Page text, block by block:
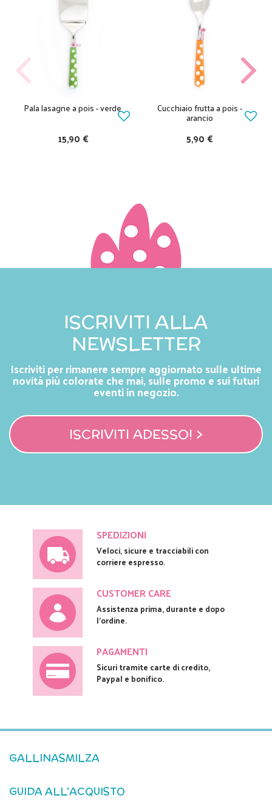
Pala lasagne a pois - verde
15,90 €
Cucchiaio frutta a pois -
arancio
5,90 €
ISCRIVITI ALLA
NEWSLETTER
Iscriviti per rimanere sempre aggiornato sulle ultime
novità più colorate che mai, sulle promo e sui futuri
eventi in negozio.
ISCRIVITI ADESSO! >
SPEDIZIONI
Veloci, sicure e tracciabili con
corriere espresso.
CUSTOMER CARE
Assistenza prima, durante e dopo
l'ordine.
PAGAMENTI
Sicuri tramite carte di credito,
Paypal e bonifico.
GALLINASMILZA
GUIDA ALL'ACQUISTO